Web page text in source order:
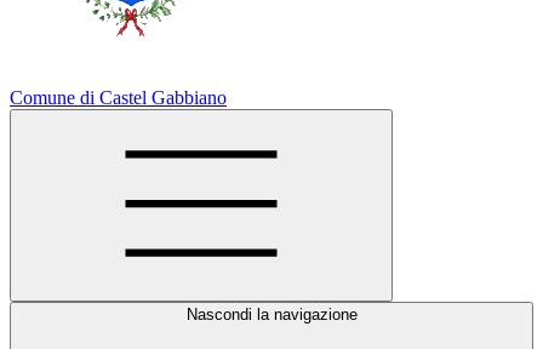
Comune di Castel Gabbiano
Nascondi la navigazione